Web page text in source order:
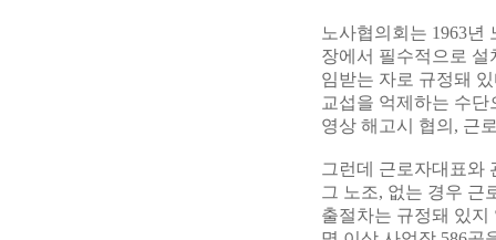
노사협의회는 1963
장에서 필수적으로 설
임받는 자로 규정돼
교섭을 억제하는 수
영상 해고시 협의, 근
그런데 근로자대표와
그 노조, 없는 경우 근
출절차는 규정돼 있지